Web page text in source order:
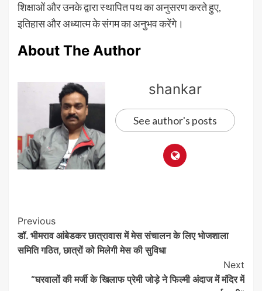
शिक्षाओं और उनके द्वारा स्थापित पथ का अनुसरण करते हुए,
इतिहास और अध्यात्म के संगम का अनुभव करेंगे।
About The Author
shankar
See author's posts
Post
Navigation
Previous
डॉ. भीमराव आंबेडकर छात्रावास में मेस संचालन के लिए भोजशाला
समिति गठित, छात्रों को मिलेगी मेस की सुविधा
Next
“घरवालों की मर्जी के खिलाफ प्रेमी जोड़े ने फिल्मी अंदाज में मंदिर में